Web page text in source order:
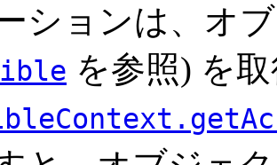
ションは、オ
を参照) を